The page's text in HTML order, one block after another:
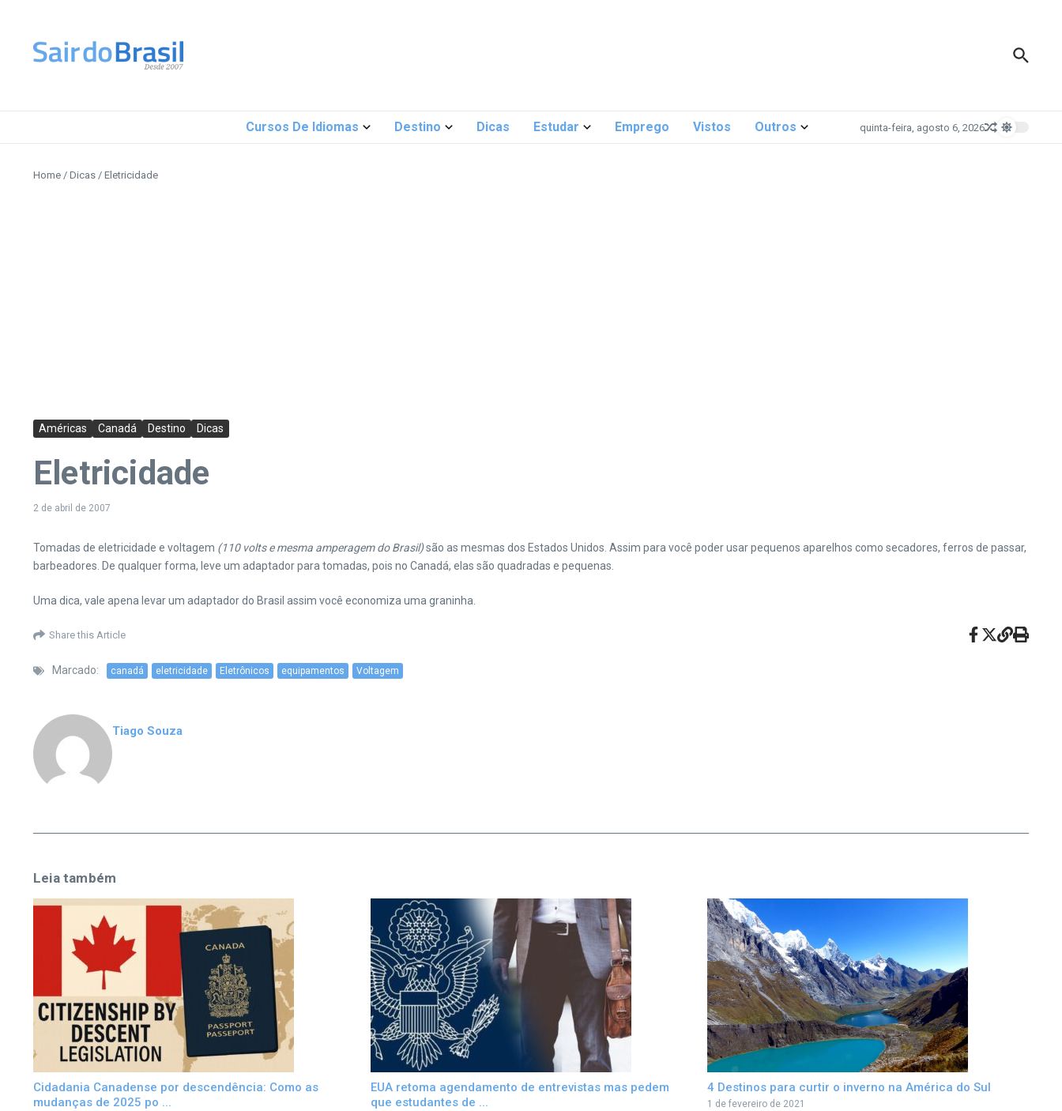
Cursos De Idiomas Destino Dicas Estudar Emprego Vistos Outros quinta-feira, agosto 6, 2026
Home / Dicas / Eletricidade
Américas Canadá Destino Dicas
Eletricidade
2 de abril de 2007
Tomadas de eletricidade e voltagem (110 volts e mesma amperagem do Brasil)são as mesmas dos Estados Unidos. Assim para você poder usar pequenos aparelhos como secadores, ferros de passar,
barbeadores. De qualquer forma, leve um adaptador para tomadas, pois no Canadá, elas são quadradas e pequenas.
Uma dica, vale apena levar um adaptador do Brasil assim você economiza uma graninha.
Share this Article
Marcado: canadá eletricidade Eletrônicos equipamentos Voltagem
Tiago Souza
Leia também
Cidadania Canadense por descendência: Como as
mudanças de 2025 po ...
EUA retoma agendamento de entrevistas mas pedem
que estudantes de ...
4 Destinos para curtir o inverno na América do Sul
1 de fevereiro de 2021